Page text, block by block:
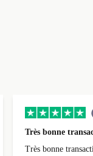
Très bonne
Très bonne